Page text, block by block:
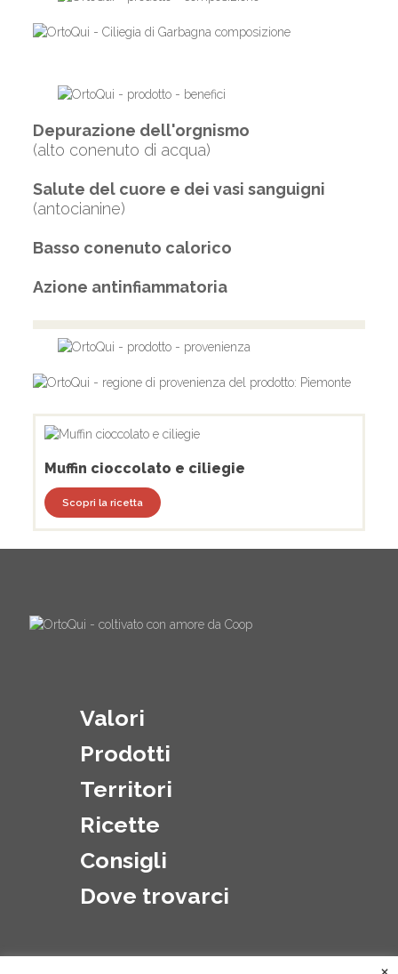
Depurazione dell'orgnismo
(alto conenuto di acqua)
Salute del cuore e dei vasi sanguigni
(antocianine)
Basso conenuto calorico
Azione antinfiammatoria
Muffin cioccolato e ciliegie
Scopri la ricetta
Valori
Prodotti
Territori
Ricette
Consigli
Dove trovarci